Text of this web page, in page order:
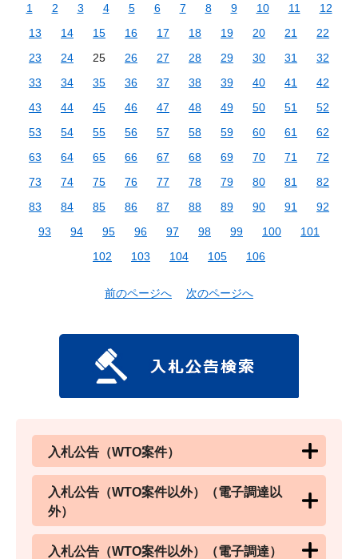
1 2 3 4 5 6 7 8 9 10 11
12
13
14 15 16 17 18 19 20 21
22
23
24 25 26 27 28 29 30 31
32
33
34 35 36 37 38 39 40 41
42
43
44 45 46 47 48 49 50 51
52
53
54 55 56 57 58 59 60 61
62
63
64 65 66 67 68 69 70 71
72
73
74 75 76 77 78 79 80 81
82
83
84 85 86 87 88 89 90 91
92
93
94 95 96 97 98 99 100
101
102
103 104 105 106
前のページへ 次のページへ
入札公告（WTO案件）
入札公告（WTO案件以外）（電子調達以
外）
入札公告（WTO案件以外）（電子調達）